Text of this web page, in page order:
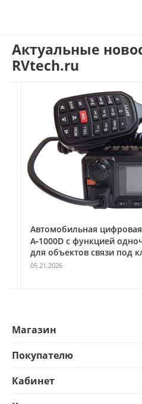
Актуальные
RVtech.ru
Автомобильная цифровая
А‑1000D с функцией
для объектов связи под
05.21.2026
Магазин
Покупателю
Кабинет